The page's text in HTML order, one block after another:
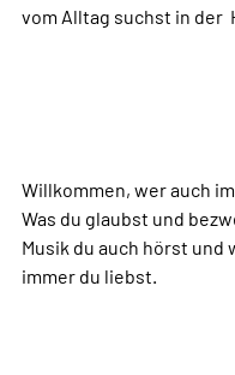
vom Alltag suchst in der
Willkommen, wer auch
Was du glaubst und
Musik du auch hörst und
immer du liebst.